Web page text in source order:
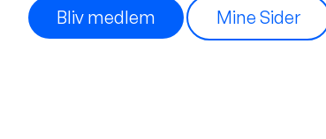
Bliv medlem Mine Sider